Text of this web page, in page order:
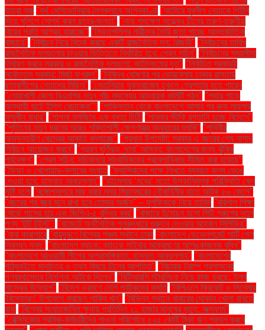
যাত্রা শুরু "নর্থ মেসিডোনিয়ার নৈশক্লাবে অগ্নিকাণ্ড "নাটোরে যুবলীগ নেতাকে পিটুনি
দিয়ে পুলিশে সোপর্দ করল ছাত্র-জনতা" "নানা পদক্ষেপ সত্ত্বেও চীনের তরুণ-তরুণীরা
বিয়ের প্রতি আগ্রহ হারাচ্ছে" "নিভৃতপল্লির নারীদের তৈরি জুতা পাচ্ছে আন্তর্জাতিক
বাজারে" "নির্বাচন নিয়ে বিতর্ক করছে একটি রাজনৈতিক দল: রিজভী" "নির্বাচনের তারিখ
রাজনৈতিক দলগুলোর চাওয়ার ভিত্তিতে নির্ধারিত হবে: প্রেস সচিব" "নির্বাচনের সময়সীমা
নির্ধারণ করবে সরকার ও রাজনৈতিক দলগুলো: জাতিসংঘের দূত" "নির্বাচিত সরকারই
সর্বোত্তম সরকার: মির্জা ফখরুল" "নিষিদ্ধ ঘোষণার পর ভোরবেলায় ঢাকার রাস্তায়
ছাত্রলীগের নেতাদের মিছিল" "নেতানিয়াহু যুক্তরাজ্যে ঢুকলে গ্রেপ্তার হতে পারেন
"নোয়াখালী জেলা বিএনপির নতুন পাঁচ সদস্যের আহ্বায়ক কমিটি গঠন" "পদ্মার পাড়ে
অস্থায়ী হাটে ইলিশ বেচাকেনা"'' "পাকিস্তান থেকে বাংলাদেশে আসার পর রুনা লায়লার
সম্মুখীন বাধার" "পাগলা মসজিদে এক বস্তা চিঠি: "পাবনার শুঁটকি রপ্তানি হচ্ছে বিদেশে"
"পুতিনের নতুন ধরনের আরও শক্তিশালী ক্ষেপণাস্ত্র ব্যবহারের হুমকি" "পৃথিবীর
অভ্যন্তরীণ কেন্দ্রের আকৃতি বদলাচ্ছে" "প্রধান উপদেষ্টা: সরকার এ বছরের শেষ নাগাদ
নির্বাচন আয়োজন করবে" "প্রবল ঘূর্ণিঝড় 'দানা' আসন্ন: বাংলাদেশের জন্য ঝুঁকির
পর্যবেক্ষণ" "প্রেস সচিব: সচিবালয়ে সাংবাদিকদের প্রবেশাধিকার সীমিত করা হয়েছে"
"ফিফা ও খেলোয়াড়-ক্লাবের সংঘাত "ফ্যাসিবাদের পক্ষে লিখতে ব্যবহৃত কলম ভেঙে
দেওয়া হবে: হাসনাত আবদুল্লাহ" "বইমেলায় ‘মবের’ মতো উসকানিমূলক পরিস্থিতি কেন
সৃষ্টি হলো "বঙ্গোপসাগরে মাছ ধরার সময় মিয়ানমারের নৌবাহিনীর হাতে আটক ৫৬ জেলে"
"বছরের পর বছর মনে রাখা হবে তোমার অর্জন" – মুশফিককে নিয়ে তামিম "বরিশাল শিক্ষা
বোর্ডে পাসের হার এবং জিপিএ-৫ বৃদ্ধির খবর" "বাজারে উন্মোচন হলো সিটি গ্রুপের নতুন
পণ্য ‘টুটি টুইস্ট’" "বাজেটে অর্থনৈতিক পুনরুদ্ধারে গুরুত্ব দেওয়ার আহ্বান সিপিডির"
"বাবা কারাগারে "বায়ুদূষণে বিশ্বের পঞ্চম স্থানে ঢাকা "বাংলাদেশ ডেভেলপমেন্ট পার্টি পেল
নিবন্ধন সনদ" "বাংলাদেশ ব্যাংক: ব্যাংকে সাইবার আক্রমণের আশঙ্কাজনক বৃদ্ধি"
"বাংলাদেশে আওয়ামী লীগের অপ্রাসঙ্গিকতা: হাসনাত আবদুল্লাহ" "বাংলাদেশের
পাঠ্যবইতে মানচিত্র ও তথ্য বিষয়ে চীনের আপত্তি" "বিচারক ট্রাম্প প্রশাসনের
গণবরখাস্তের নির্দেশনা আটকে দিলেন" "বিটিআরসি স্টারলিংক নিয়ে কাজ করছে: ইলন
মাস্কের উদ্যোগ" "বিদেশ ভ্রমণে দেশি পর্যটকদের কমতি "বিপিএলে ক্রিকেট ও সিনেমার
'বিস্ফোরণ' উপভোগ করছেন শাকিব খান" "বিভিন্ন স্থানে খাবারের দোকান খোলা রাখতে
বাধা "বিশ্বের সংঘাতজনিত ক্ষুধায় প্রতিদিন ২১ হাজার মানুষের মৃত্যু: অক্সফাম"
"বেক্সিমকোর শ্রমিক-কর্মচারীদের পাওনা পরিশোধে ৫২৫ কোটি টাকা ঋণ প্রদান করবে